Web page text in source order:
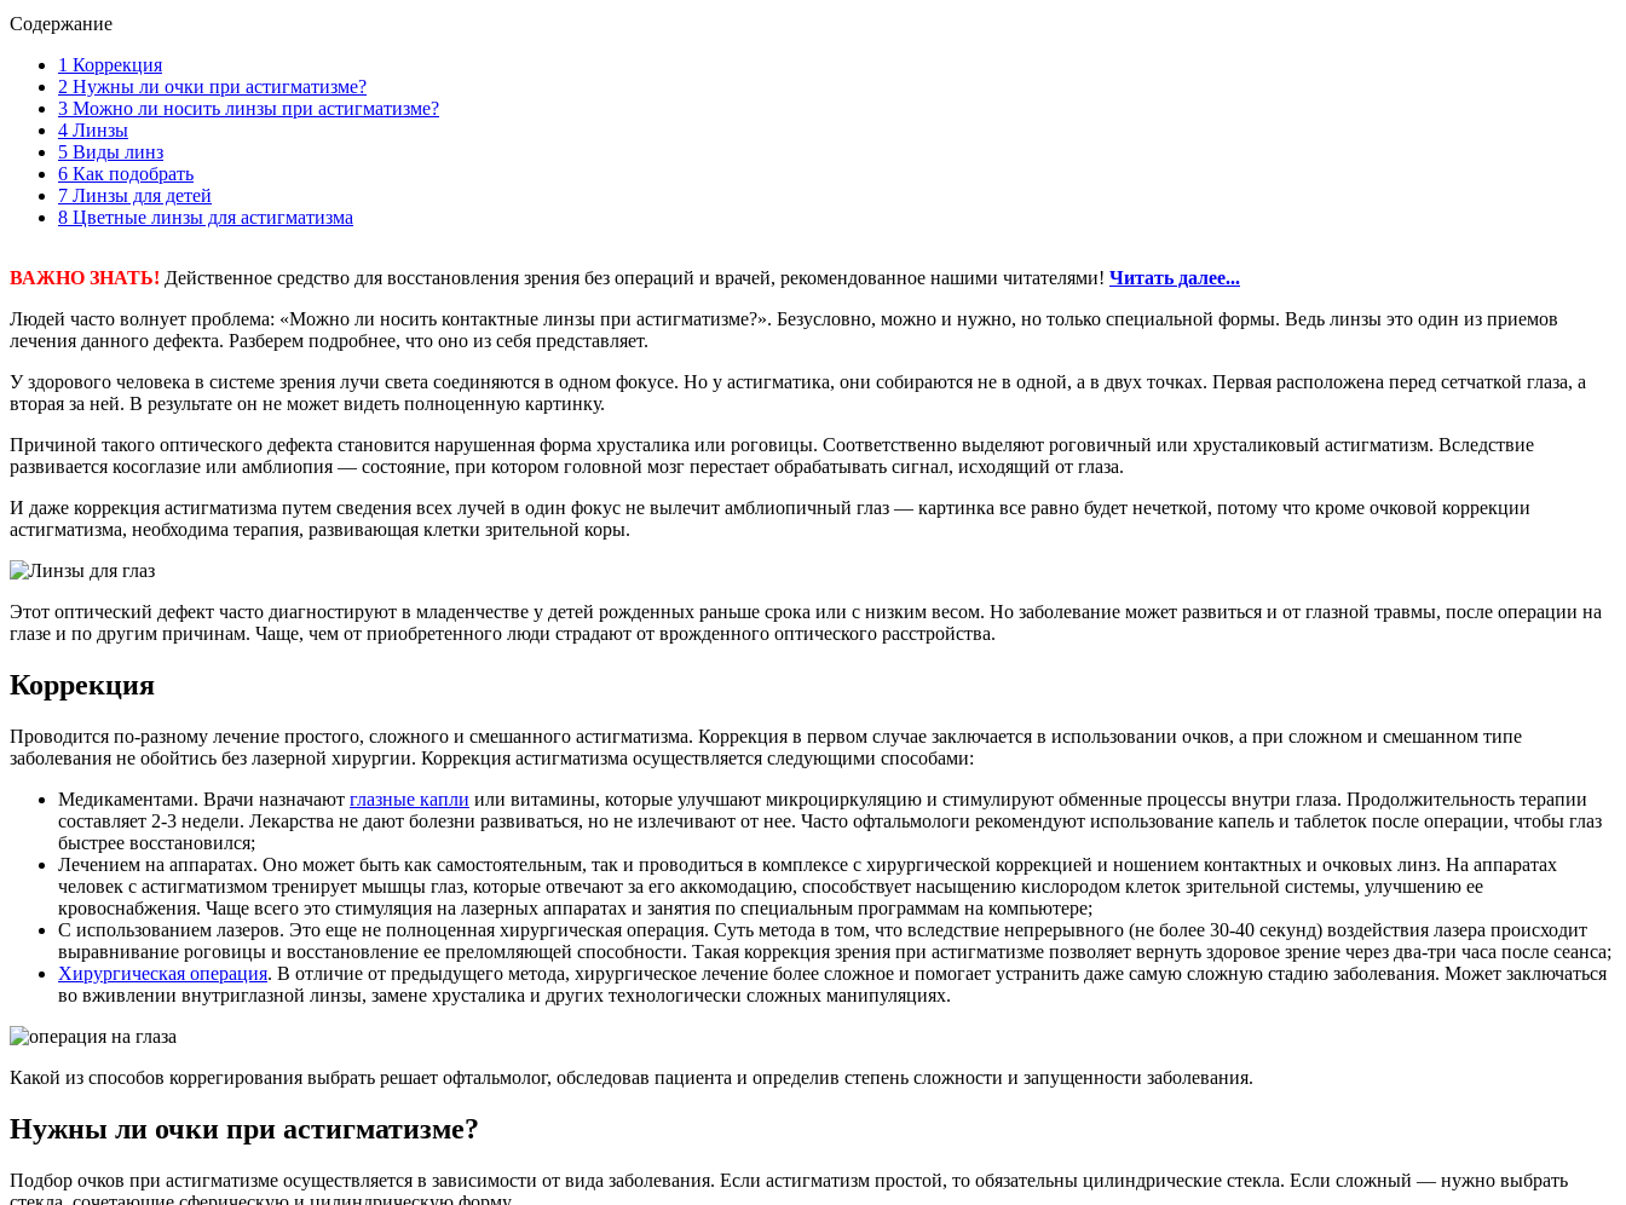
Содержание
1 Коррекция
2 Нужны ли очки при астигматизме?
3 Можно ли носить линзы при астигматизме?
4 Линзы
5 Виды линз
6 Как подобрать
7 Линзы для детей
8 Цветные линзы для астигматизма
ВАЖНО ЗНАТЬ! Действенное средство для восстановления зрения без операций и врачей, рекомендованное нашими читателями! Читать далее...
Людей часто волнует проблема: «Можно ли носить контактные линзы при астигматизме?». Безусловно, можно и нужно, но только специальной формы. Ведь линзы это один из приемов
лечения данного дефекта. Разберем подробнее, что оно из себя представляет.
У здорового человека в системе зрения лучи света соединяются в одном фокусе. Но у астигматика, они собираются не в одной, а в двух точках. Первая расположена перед сетчаткой глаза, а
вторая за ней. В результате он не может видеть полноценную картинку.
Причиной такого оптического дефекта становится нарушенная форма хрусталика или роговицы. Соответственно выделяют роговичный или хрусталиковый астигматизм. Вследствие
развивается косоглазие или амблиопия — состояние, при котором головной мозг перестает обрабатывать сигнал, исходящий от глаза.
И даже коррекция астигматизма путем сведения всех лучей в один фокус не вылечит амблиопичный глаз — картинка все равно будет нечеткой, потому что кроме очковой коррекции
астигматизма, необходима терапия, развивающая клетки зрительной коры.
Этот оптический дефект часто диагностируют в младенчестве у детей рожденных раньше срока или с низким весом. Но заболевание может развиться и от глазной травмы, после операции на
глазе и по другим причинам. Чаще, чем от приобретенного люди страдают от врожденного оптического расстройства.
Коррекция
Проводится по-разному лечение простого, сложного и смешанного астигматизма. Коррекция в первом случае заключается в использовании очков, а при сложном и смешанном типе
заболевания не обойтись без лазерной хирургии. Коррекция астигматизма осуществляется следующими способами:
Медикаментами. Врачи назначают глазные капли или витамины, которые улучшают микроциркуляцию и стимулируют обменные процессы внутри глаза. Продолжительность терапии
составляет 2-3 недели. Лекарства не дают болезни развиваться, но не излечивают от нее. Часто офтальмологи рекомендуют использование капель и таблеток после операции, чтобы глаз
быстрее восстановился;
Лечением на аппаратах. Оно может быть как самостоятельным, так и проводиться в комплексе с хирургической коррекцией и ношением контактных и очковых линз. На аппаратах
человек с астигматизмом тренирует мышцы глаз, которые отвечают за его аккомодацию, способствует насыщению кислородом клеток зрительной системы, улучшению ее
кровоснабжения. Чаще всего это стимуляция на лазерных аппаратах и занятия по специальным программам на компьютере;
С использованием лазеров. Это еще не полноценная хирургическая операция. Суть метода в том, что вследствие непрерывного (не более 30-40 секунд) воздействия лазера происходит
выравнивание роговицы и восстановление ее преломляющей способности. Такая коррекция зрения при астигматизме позволяет вернуть здоровое зрение через два-три часа после сеанса;
Хирургическая операция. В отличие от предыдущего метода, хирургическое лечение более сложное и помогает устранить даже самую сложную стадию заболевания. Может заключаться
во вживлении внутриглазной линзы, замене хрусталика и других технологически сложных манипуляциях.
Какой из способов коррегирования выбрать решает офтальмолог, обследовав пациента и определив степень сложности и запущенности заболевания.
Нужны ли очки при астигматизме?
Подбор очков при астигматизме осуществляется в зависимости от вида заболевания. Если астигматизм простой, то обязательны цилиндрические стекла. Если сложный — нужно выбрать